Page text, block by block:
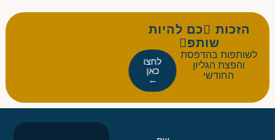
הזכות כם להיות
שותפ
לשותפות בהדפסת
והפצת הגליון
החודשי
לחצו
כאן
←